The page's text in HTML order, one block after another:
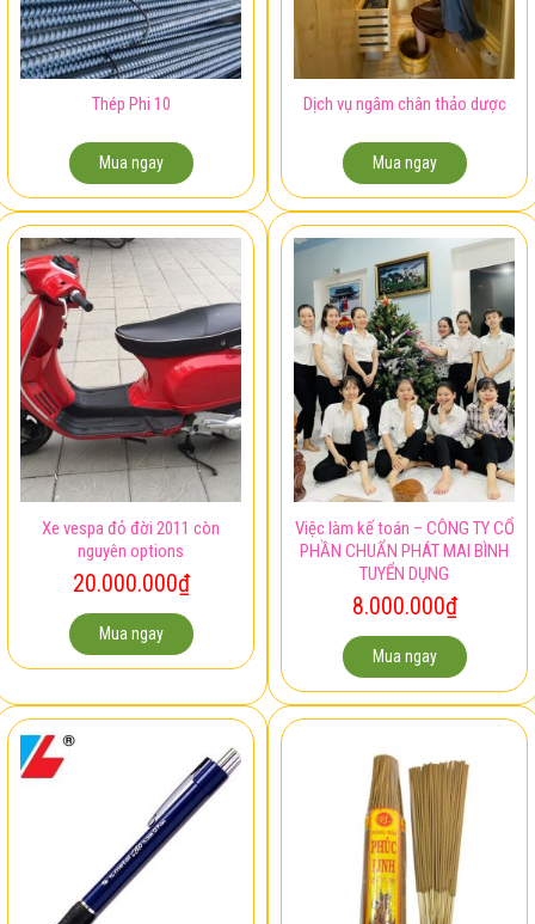
Xe vespa đỏ đời 2011 còn
nguyên options
20.000.000₫
Việc làm kế toán – CÔNG TY CỔ
PHẦN CHUẨN PHÁT MAI BÌNH
TUYỂN DỤNG
8.000.000₫